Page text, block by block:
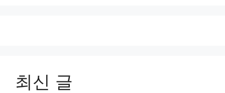
최신 글